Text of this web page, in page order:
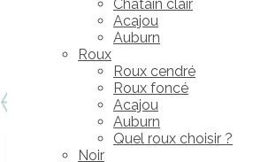
Châtain clair
Acajou
Auburn
Roux
Roux cendré
Roux foncé
Acajou
Auburn
Quel roux choisir ?
Noir